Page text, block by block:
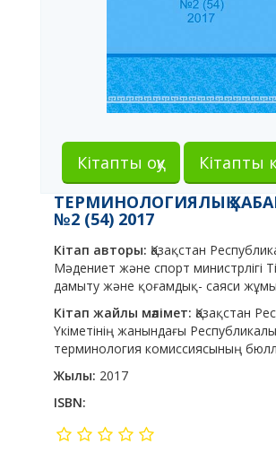
Кітапты оқу
Кітапты
ТЕРМИНОЛОГИЯЛЫҚ
№2 (54) 2017
Кітап авторы: Қазақстан
Мәдениет және спорт министрлігі
дамыту және қоғамдық- саяси
Кітап жайлы мәлімет: Қазақстан
Үкіметінің жанындағы
терминология комиссиясының
Жылы: 2017
ISBN: